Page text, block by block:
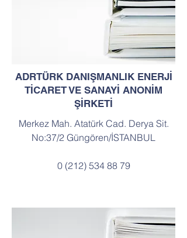
ADRTÜRK DANIŞMANLIK ENERJİ
TİCARET VE SANAYİ ANONİM
ŞİRKETİ
Merkez Mah. Atatürk Cad. Derya Sit.
No:37/2 Güngören/İSTANBUL
0 (212) 534 88 79